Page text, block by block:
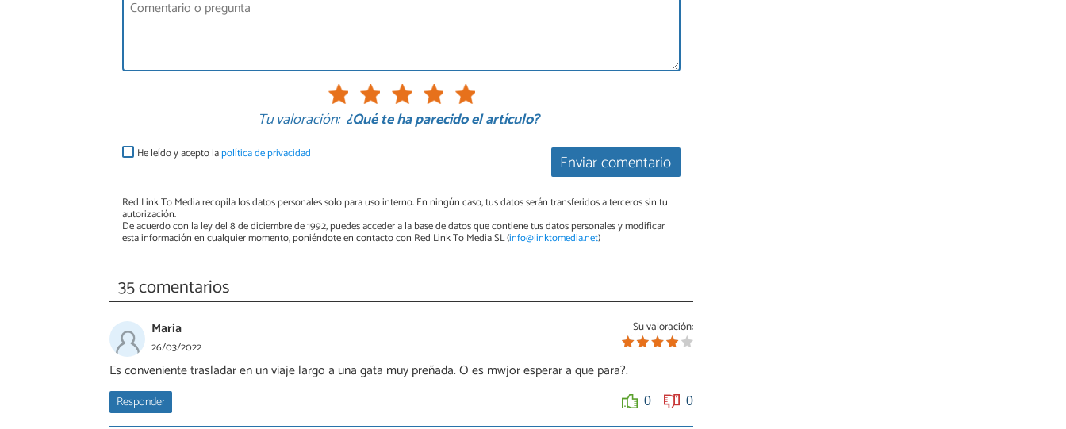
Tu valoración: ¿Qué te ha parecido el artículo?
Enviar comentario
He leído y acepto lapolítica de privacidad
Red Link To Media recopila los datos personales solo para uso interno. En ningún caso, tus datos serán transferidos a terceros sin tu
autorización.
De acuerdo con la ley del 8 de diciembre de 1992, puedes acceder a la base de datos que contiene tus datos personales y modificar
esta información en cualquier momento, poniéndote en contacto con Red Link To Media SL (info@linktomedia.net)
35 comentarios
Su valoración:
Maria
26/03/2022
Es conveniente trasladar en un viaje largo a una gata muy preñada. O es mwjor esperar a que para?.
Responder 0 0